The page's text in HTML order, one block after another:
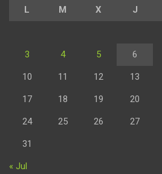
L M X J
3 4 5 6
10 11 12 13
17 18 19 20
24 25 26 27
31
« Jul